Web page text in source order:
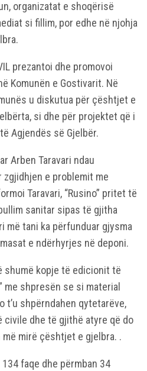
organizatat e shoqërisë
si fillim, por edhe në njohja
prezantoi dhe promovoi
Komunën e Gostivarit. Në
u diskutua për çështjet e
si dhe për projektet që i
Agjendës së Gjelbër.
Arben Taravari ndau
e problemit me
Taravari, “Rusino” pritet të
sanitar sipas të gjitha
më tani ka përfunduar gjysma
e ndërhyrjes në deponi.
shumë kopje të edicionit të
me shpresën se si material
t’u shpërndahen qytetarëve,
civile dhe të gjithë atyre që do
mirë çështjet e gjelbra. .
faqe dhe përmban 34